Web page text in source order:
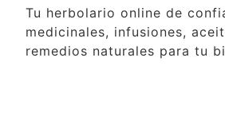
Tu herbolario online de
medicinales, infusiones,
remedios naturales para tu